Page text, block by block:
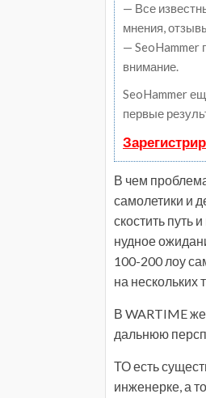
— Все
мнения,
— SeoHammer
внимание.
SeoHammer
первые
В чем
самолетики и
скостить путь
нудное
100-200 лоу
на нескольких
В WARTIME
дальнюю
ТО есть
инженерке, а